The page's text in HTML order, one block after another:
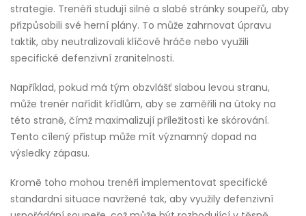
strategie. Trenéři studují silné a slabé stránky soupeřů, aby
přizpůsobili své herní plány. To může zahrnovat úpravu
taktik, aby neutralizovali klíčové hráče nebo využili
specifické defenzivní zranitelnosti.
Například, pokud má tým obzvlášť slabou levou stranu,
může trenér nařídit křídlům, aby se zaměřili na útoky na
této straně, čímž maximalizují příležitosti ke skórování.
Tento cílený přístup může mít významný dopad na
výsledky zápasu.
Kromě toho mohou trenéři implementovat specifické
standardní situace navržené tak, aby využily defenzivní